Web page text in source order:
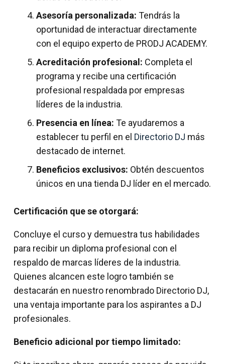
Asesoría personalizada: Tendrás la
oportunidad de interactuar directamente
con el equipo experto de PRODJ ACADEMY.
Acreditación profesional: Completa el
programa y recibe una certificación
profesional respaldada por empresas
líderes de la industria.
Presencia en línea: Te ayudaremos a
establecer tu perfil en el Directorio DJ más
destacado de internet.
Beneficios exclusivos: Obtén descuentos
únicos en una tienda DJ líder en el mercado.
Certificación que se otorgará:
Concluye el curso y demuestra tus habilidades
para recibir un diploma profesional con el
respaldo de marcas líderes de la industria.
Quienes alcancen este logro también se
destacarán en nuestro renombrado Directorio DJ,
una ventaja importante para los aspirantes a DJ
profesionales.
Beneficio adicional por tiempo limitado: